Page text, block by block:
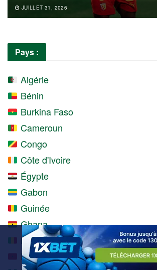
JUILLET 31, 2026
Pays :
Algérie
Bénin
Burkina Faso
Cameroun
Congo
Côte d'Ivoire
Égypte
Gabon
Guinée
Ghana
Mali
Maroc